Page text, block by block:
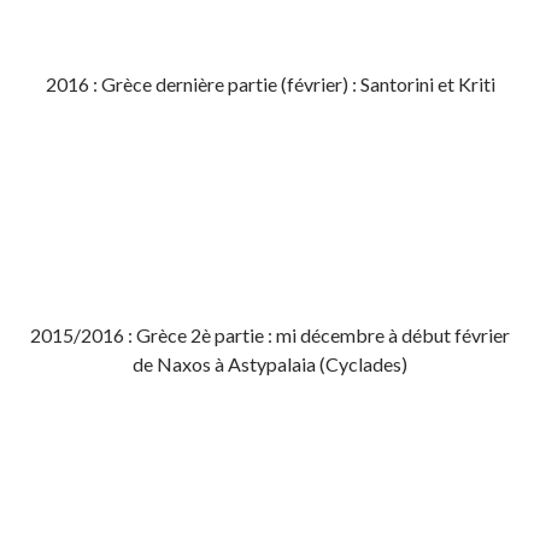
2016 : Grèce dernière partie (février) : Santorini et Kriti
2015/2016 : Grèce 2è partie : mi décembre à début février
de Naxos à Astypalaia (Cyclades)